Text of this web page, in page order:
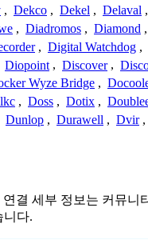
, Dekco , Dekel , Delaval ,
, Diadromos , Diamond ,
, Digital Watchdog ,
Diopoint , Discover ,
Wyze Bridge ,
, Doss , Dotix ,
Dunlop , Durawell , Dvir ,
결 세부 정보는 커뮤
니다.